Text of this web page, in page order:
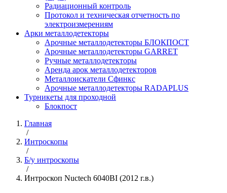
Радиационный контроль
Протокол и техническая отчетность по
электроизмерениям
Арки металлодетекторы
Арочные металлодетекторы БЛОКПОСТ
Арочные металлодетекторы GARRET
Ручные металлодетекторы
Аренда арок металлодетекторов
Металлоискатели Сфинкс
Арочные металлодетекторы RADAPLUS
Турникеты для проходной
Блокпост
Главная
/
Интроскопы
/
Б/у интроскопы
/
Интроскоп Nuctech 6040BI (2012 г.в.)